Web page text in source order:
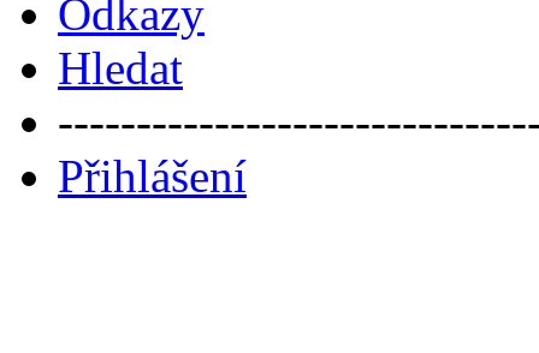
Odkazy
Hledat
Přihlášení